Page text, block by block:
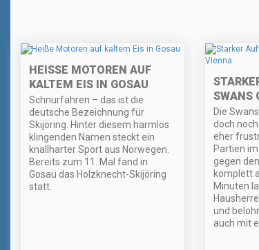
HEISSE MOTOREN AUF K
ALTEM EIS IN GOSAU
Schnurfahren – das ist die
deutsche Bezeichnung für
Skijöring. Hinter diesem harmlos
klingenden Namen steckt ein
knallharter Sport aus Norwegen.
Bereits zum 11. Mal fand in
Gosau das Holzknecht-Skijöring
statt.
SWANS
Die
doch
eher
Partien
gegen
komplett
Minuten
und
auch mit